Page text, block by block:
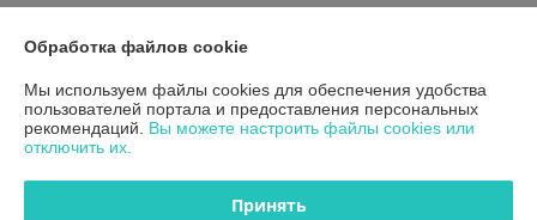
О нас
Контакты
Обработка файлов cookie
Мы используем файлы cookies для обеспечения удобства
пользователей портала и предоставления персональных
рекомендаций. Вы можете настроить файлы cookies или
отключить их.
Принять